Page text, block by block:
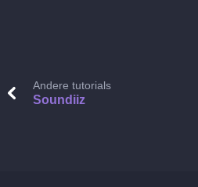
Andere tutorials
Soundiiz